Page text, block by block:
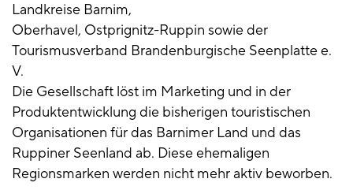
Landkreise Barnim,
Oberhavel, Ostprignitz-Ruppin sowie der
Tourismusverband Brandenburgische Seenplatte e.
V.
Die Gesellschaft löst im Marketing und in der
Produktentwicklung die bisherigen touristischen
Organisationen für das Barnimer Land und das
Ruppiner Seenland ab. Diese ehemaligen
Regionsmarken werden nicht mehr aktiv beworben.